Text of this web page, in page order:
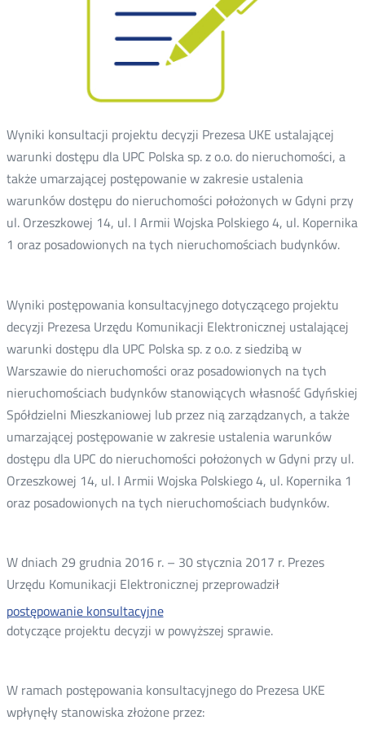
Wyniki konsultacji projektu decyzji Prezesa UKE ustalającej
warunki dostępu dla UPC Polska sp. z o.o. do nieruchomości, a
także umarzającej postępowanie w zakresie ustalenia
warunków dostępu do nieruchomości położonych w Gdyni przy
ul. Orzeszkowej 14, ul. I Armii Wojska Polskiego 4, ul. Kopernika
1 oraz posadowionych na tych nieruchomościach budynków.
Wyniki postępowania konsultacyjnego dotyczącego projektu
decyzji Prezesa Urzędu Komunikacji Elektronicznej ustalającej
warunki dostępu dla UPC Polska sp. z o.o. z siedzibą w
Warszawie do nieruchomości oraz posadowionych na tych
nieruchomościach budynków stanowiących własność Gdyńskiej
Spółdzielni Mieszkaniowej lub przez nią zarządzanych, a także
umarzającej postępowanie w zakresie ustalenia warunków
dostępu dla UPC do nieruchomości położonych w Gdyni przy ul.
Orzeszkowej 14, ul. I Armii Wojska Polskiego 4, ul. Kopernika 1
oraz posadowionych na tych nieruchomościach budynków.
W dniach 29 grudnia 2016 r. – 30 stycznia 2017 r. Prezes
Urzędu Komunikacji Elektronicznej przeprowadził
postępowanie konsultacyjne
dotyczące projektu decyzji w powyższej sprawie.
W ramach postępowania konsultacyjnego do Prezesa UKE
wpłynęły stanowiska złożone przez: